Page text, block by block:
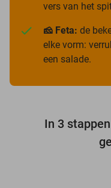
vers van het
🧀 Feta: de
elke vorm:
een salade.
In 3